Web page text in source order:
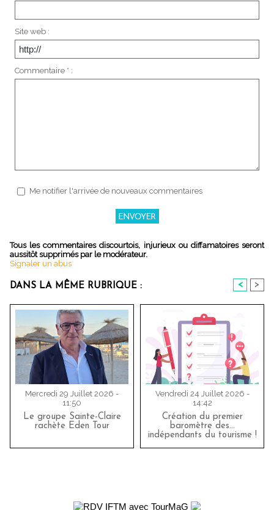
Site web :
Commentaire * :
Me notifier l'arrivée de nouveaux commentaires
Tous les commentaires discourtois, injurieux ou diffamatoires seront
aussitôt supprimés par le modérateur.
Signaler un abus
DANS LA MÊME RUBRIQUE : < >
Mercredi 29 Juillet 2026 -
11:50
Le groupe Sainte-Claire
rachète Eden Tour
Vendredi 24 Juillet 2026 -
14:42
Création du premier
baromètre des…
indépendants du tourisme !